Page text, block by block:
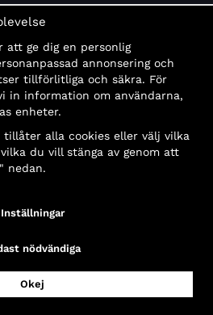
Sweden AB, All Rights Reserved
att ge dig en personlig
annonsering och
tillförlitliga och säkra. För
in information om användarna,
enheter.
tillåter alla cookies eller välj vilka
du vill stänga av genom att
nedan.
Inställningar
nödvändiga
Okej